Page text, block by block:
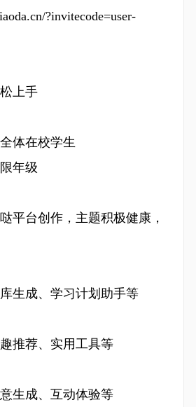
?invitecode=user-
上手
体在校学生
年级
台创作，主题积极健康，
成、学习计划助手等
荐、实用工具等
成、互动体验等